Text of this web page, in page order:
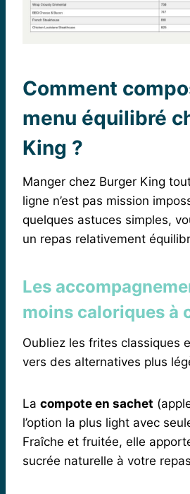
Comment
menu équilibré
King ?
Manger chez Burger King
ligne n’est pas mission
quelques astuces simples,
un repas relativement
Les
moins caloriques à
Oubliez les frites classiques
vers des alternatives plus
La compote en sachet
l’option la plus light avec
Fraîche et fruitée, elle
sucrée naturelle à votre